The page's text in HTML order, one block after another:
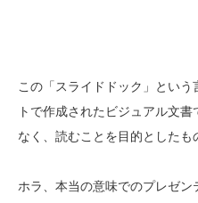
この「スライドドック」とい
トで作成されたビジュアル文
なく、読むことを目的としたも
ホラ、本当の意味でのプレゼ